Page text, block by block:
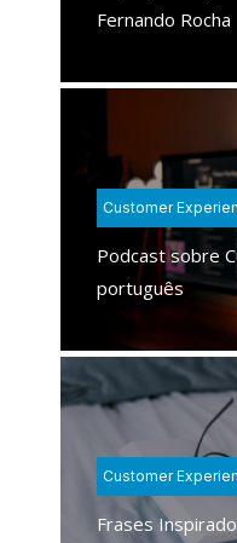
Fernando Rocha
Customer
Podcast sobre
português
Customer
Frases